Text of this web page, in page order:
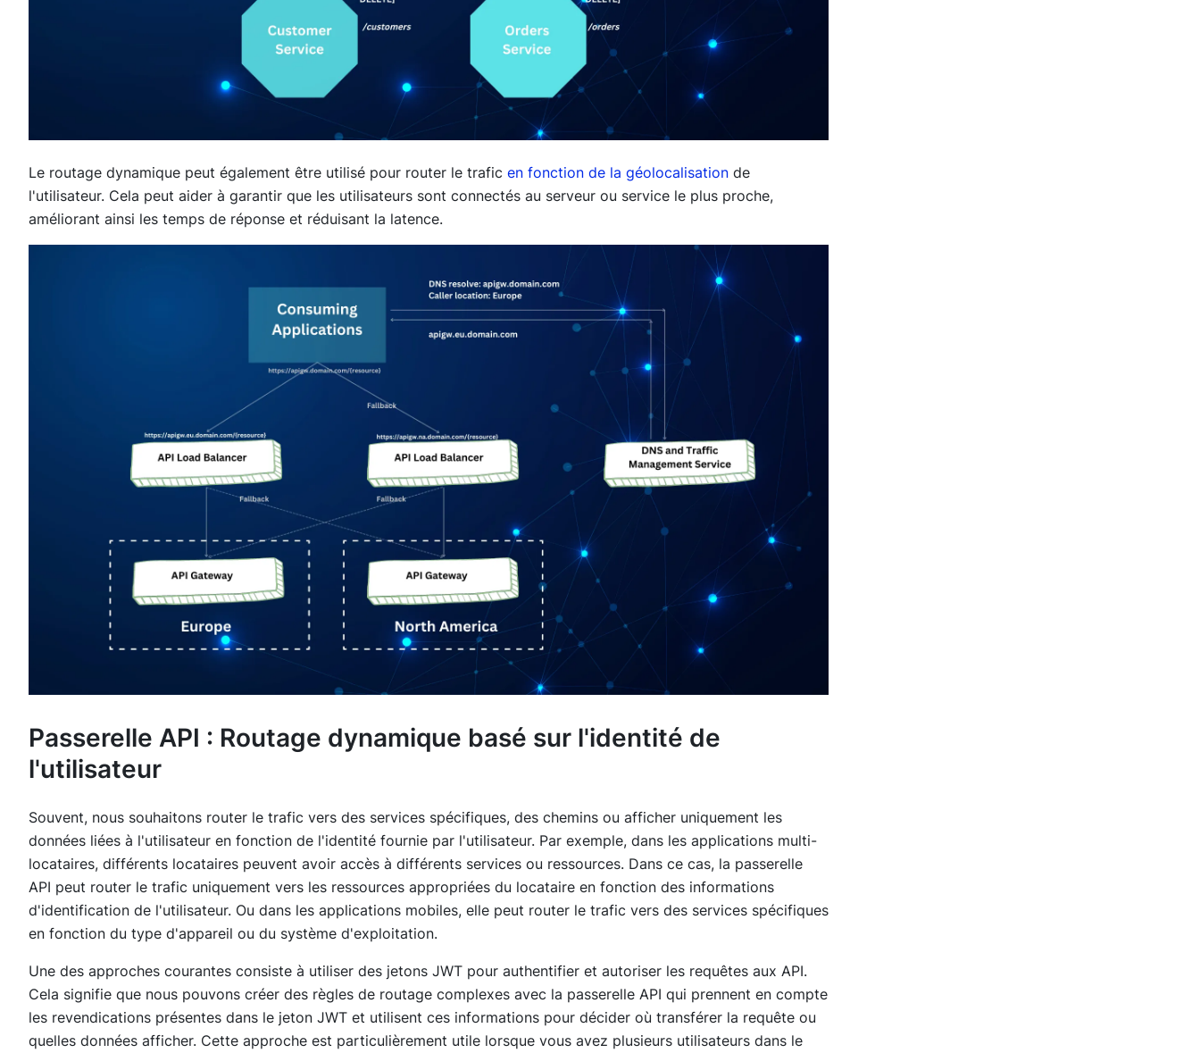
Le routage dynamique peut également être utilisé pour router le trafic en fonction de la géolocalisation de
l'utilisateur. Cela peut aider à garantir que les utilisateurs sont connectés au serveur ou service le plus proche,
améliorant ainsi les temps de réponse et réduisant la latence.
Passerelle API : Routage dynamique basé sur l'identité de
l'utilisateur
Souvent, nous souhaitons router le trafic vers des services spécifiques, des chemins ou afficher uniquement les
données liées à l'utilisateur en fonction de l'identité fournie par l'utilisateur. Par exemple, dans les applications multi-
locataires, différents locataires peuvent avoir accès à différents services ou ressources. Dans ce cas, la passerelle
API peut router le trafic uniquement vers les ressources appropriées du locataire en fonction des informations
d'identification de l'utilisateur. Ou dans les applications mobiles, elle peut router le trafic vers des services spécifiques
en fonction du type d'appareil ou du système d'exploitation.
Une des approches courantes consiste à utiliser des jetons JWT pour authentifier et autoriser les requêtes aux API.
Cela signifie que nous pouvons créer des règles de routage complexes avec la passerelle API qui prennent en compte
les revendications présentes dans le jeton JWT et utilisent ces informations pour décider où transférer la requête ou
quelles données afficher. Cette approche est particulièrement utile lorsque vous avez plusieurs utilisateurs dans le